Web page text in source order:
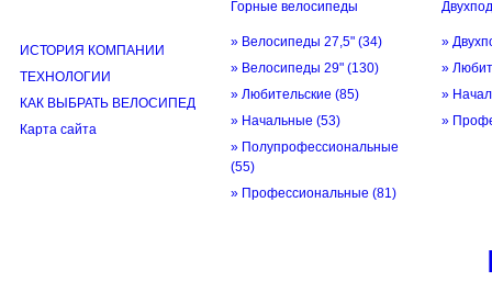
ИСТОРИЯ КОМПАНИИ
ТЕХНОЛОГИИ
КАК ВЫБРАТЬ ВЕЛОСИПЕД
Карта сайта
Горные велосипеды
» Велосипеды 27,5" (34)
» Велосипеды 29" (130)
» Любительские (85)
» Начальные (53)
» Полупрофессиональные
(55)
» Профессиональные (81)
»
»
»
»